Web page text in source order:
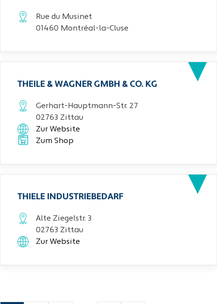
Rue du Musinet
01460 Montréal-la-Cluse
THEILE & WAGNER GMBH & CO. KG
Gerhart-Hauptmann-Str. 27
02763 Zittau
Zur Website
Zum Shop
THIELE INDUSTRIEBEDARF
Alte Ziegelstr. 3
02763 Zittau
Zur Website